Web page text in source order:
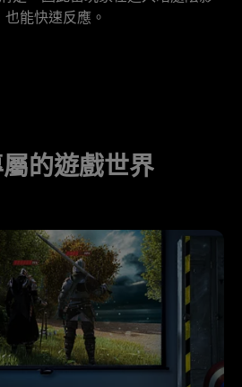
也能快速反應。
的遊戲世界